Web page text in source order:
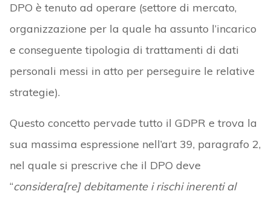
DPO è tenuto ad operare (settore di mercato,
organizzazione per la quale ha assunto l’incarico
e conseguente tipologia di trattamenti di dati
personali messi in atto per perseguire le relative
strategie).
Questo concetto pervade tutto il GDPR e trova la
sua massima espressione nell’art 39, paragrafo 2,
nel quale si prescrive che il DPO deve
“considera[re] debitamente i rischi inerenti al